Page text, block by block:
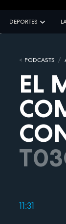
DEPORTES
PODCASTS
EL
11:31